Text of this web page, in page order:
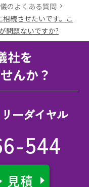
のよくある質問
続させたいです。こ
問題ないですか?
社を
んか？
ーダイヤル
544
見積